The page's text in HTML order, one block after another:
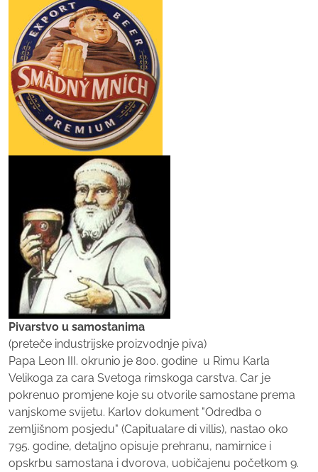
Pivarstvo u samostanima
(preteče industrijske proizvodnje piva)
Papa Leon III. okrunio je 800. godine u Rimu Karla
Velikoga za cara Svetoga rimskoga carstva. Car je
pokrenuo promjene koje su otvorile samostane prema
vanjskome svijetu. Karlov dokument "Odredba o
zemljišnom posjedu" (Capitualare di villis), nastao oko
795. godine, detaljno opisuje prehranu, namirnice i
opskrbu samostana i dvorova, uobičajenu početkom 9.